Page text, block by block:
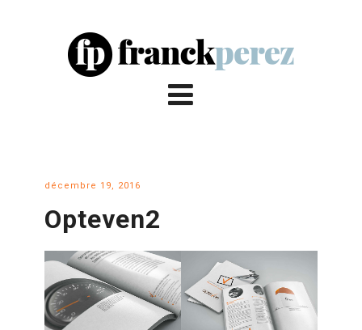
décembre 19, 2016
Opteven2